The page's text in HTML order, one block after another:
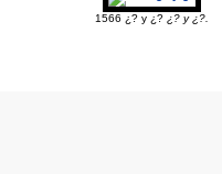
1566 ¿? y ¿? ¿? y ¿?.